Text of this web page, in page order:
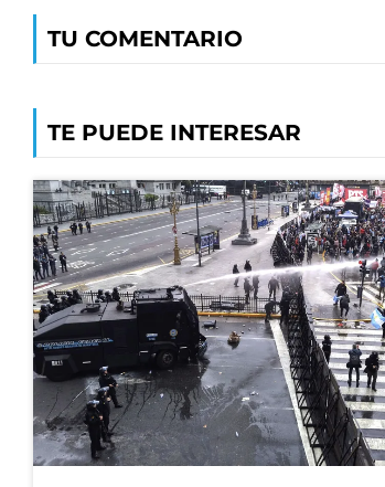
TU COMENTARIO
TE PUEDE INTERESAR